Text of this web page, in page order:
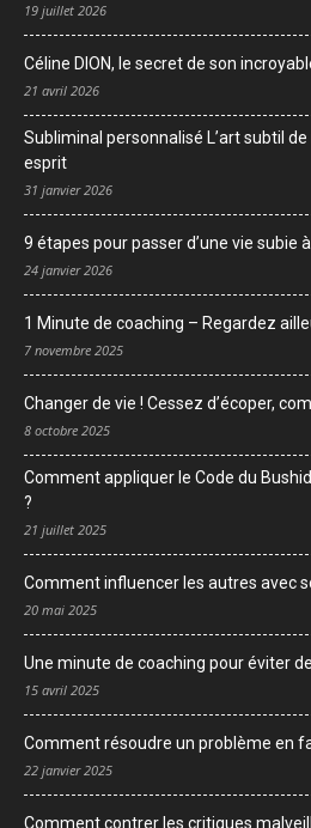
19 juillet 2026
Céline DION, le secret de son
21 avril 2026
Subliminal personnalisé L’art subtil
esprit
31 janvier 2026
9 étapes pour passer d’une vie subie
24 janvier 2026
1 Minute de coaching – Regardez
7 novembre 2025
Changer de vie ! Cessez d’écoper,
8 octobre 2025
Comment appliquer le Code du
?
21 juillet 2025
Comment influencer les autres avec
20 mai 2025
Une minute de coaching pour éviter
15 avril 2025
Comment résoudre un problème en
22 janvier 2025
Comment contrer les critiques